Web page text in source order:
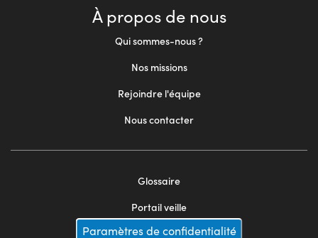
À propos de nous
Qui sommes-nous ?
Nos missions
Rejoindre l'équipe
Nous contacter
Glossaire
Portail veille
Mentions légales
Paramètres de confidentialité